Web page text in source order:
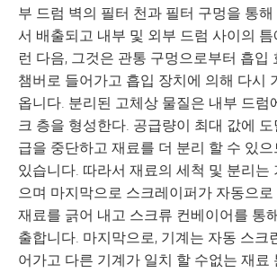
부 드럼 벽의 필터 천과 필터 구멍을 통
서 배출되고 내부 및 외부 드럼 사이의
런 다음, 그것은 관통 구멍으로부터 흡입
챔버로 들어가고 흡입 장치에 의해 다시
옵니다. 분리된 고체상 물질은 내부 드럼
크 층을 형성한다. 공급량이 최대 값에
급을 중단하고 재료를 더 분리 할 수 있
있습니다. 따라서 재료의 세척 및 분리는
으며 마지막으로 스크레이퍼가 자동으
재료를 긁어 내고 스크류 컨베이어를 통
출합니다. 마지막으로, 기계는 자동 스크
어가고 다른 기계가 일치 할 수없는 재료